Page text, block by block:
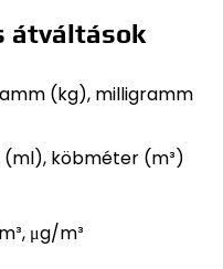
átváltások
(kg), milligramm
köbméter (m³)
μg/m³